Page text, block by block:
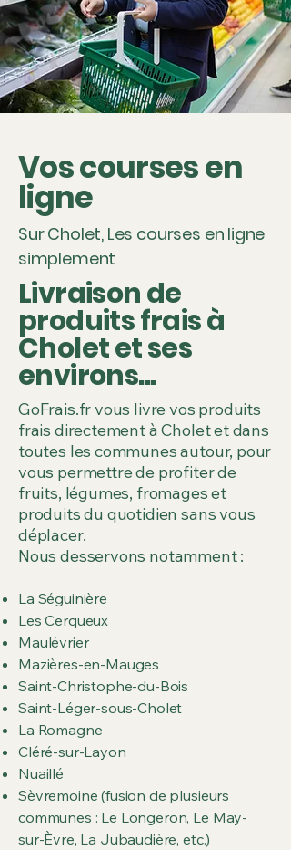
Vos courses en
ligne
Sur Cholet, Les courses en ligne
simplement
Livraison de
produits frais à
Cholet et ses
environs...
GoFrais.fr vous livre vos produits
frais directement à Cholet et dans
toutes les communes autour, pour
vous permettre de profiter de
fruits, légumes, fromages et
produits du quotidien sans vous
déplacer.
Nous desservons notamment :
La Séguinière
Les Cerqueux
Maulévrier
Mazières-en-Mauges
Saint-Christophe-du-Bois
Saint-Léger-sous-Cholet
La Romagne
Cléré-sur-Layon
Nuaillé
Sèvremoine (fusion de plusieurs
communes : Le Longeron, Le May-
sur-Èvre, La Jubaudière, etc.)